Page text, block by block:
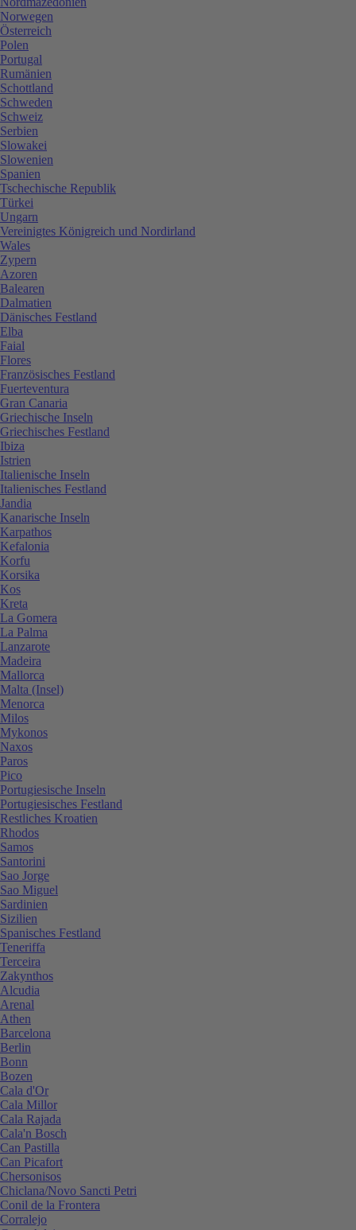
Norwegen
Österreich
Polen
Portugal
Rumänien
Schottland
Schweden
Schweiz
Serbien
Slowakei
Slowenien
Spanien
Tschechische Republik
Türkei
Ungarn
Vereinigtes Königreich und Nordirland
Wales
Zypern
Azoren
Balearen
Dalmatien
Dänisches Festland
Elba
Faial
Flores
Französisches Festland
Fuerteventura
Gran Canaria
Griechische Inseln
Griechisches Festland
Ibiza
Istrien
Italienische Inseln
Italienisches Festland
Jandia
Kanarische Inseln
Karpathos
Kefalonia
Korfu
Korsika
Kos
Kreta
La Gomera
La Palma
Lanzarote
Madeira
Mallorca
Malta (Insel)
Menorca
Milos
Mykonos
Naxos
Paros
Pico
Portugiesische Inseln
Portugiesisches Festland
Restliches Kroatien
Rhodos
Samos
Santorini
Sao Jorge
Sao Miguel
Sardinien
Sizilien
Spanisches Festland
Teneriffa
Terceira
Zakynthos
Alcudia
Arenal
Athen
Barcelona
Berlin
Bonn
Bozen
Cala d'Or
Cala Millor
Cala Rajada
Cala'n Bosch
Can Pastilla
Can Picafort
Chersonisos
Chiclana/Novo Sancti Petri
Conil de la Frontera
Corralejo